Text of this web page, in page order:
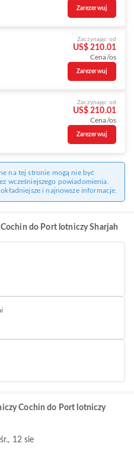
Zarezerwuj
Zaczynając od
US$ 210.01
Cena/os
Zarezerwuj
Zaczynając od
US$ 210.01
Cena/os
Zarezerwuj
na tej stronie mogą nie być
wcześniejszego powiadomienia.
i najnowsze informacje.
do Port lotniczy Sharjah
Cochin do Port lotniczy
śr., 12 sie